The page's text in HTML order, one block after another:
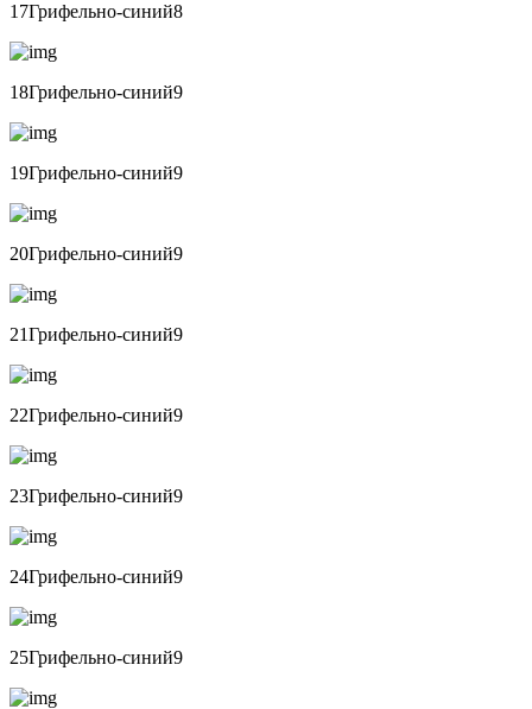
17Грифельно-синий8
18Грифельно-синий9
19Грифельно-синий9
20Грифельно-синий9
21Грифельно-синий9
22Грифельно-синий9
23Грифельно-синий9
24Грифельно-синий9
25Грифельно-синий9